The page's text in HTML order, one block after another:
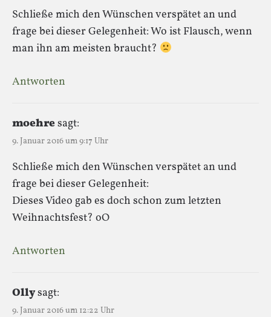
Schließe mich den Wünschen verspätet an und
frage bei dieser Gelegenheit: Wo ist Flausch, wenn
man ihn am meisten braucht?
Antworten
moehresagt:
9. Januar 2016 um 9:17 Uhr
Schließe mich den Wünschen verspätet an und
frage bei dieser Gelegenheit:
Dieses Video gab es doch schon zum letzten
Weihnachtsfest? oO
Antworten
Ollysagt:
9. Januar 2016 um 12:22 Uhr